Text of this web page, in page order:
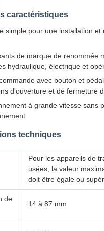
caractéristiques
simple pour une installation et
de marque de renommée
hydraulique, électrique et
avec bouton et
d'ouverture et de fermeture
à grande vitesse sans
techniques
Pour les appareils de
usées, la valeur
doit être égale ou
de
14 à 87 mm